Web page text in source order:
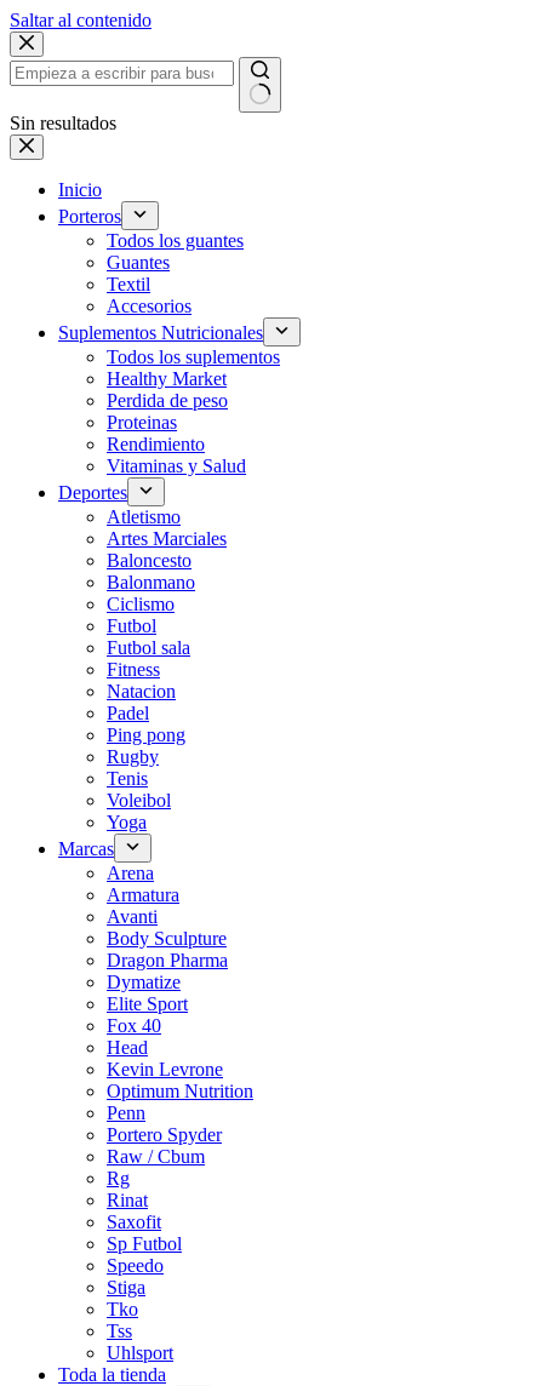
Saltar al contenido
Sin resultados
Inicio
Porteros
Todos los guantes
Guantes
Textil
Accesorios
Suplementos Nutricionales
Todos los suplementos
Healthy Market
Perdida de peso
Proteinas
Rendimiento
Vitaminas y Salud
Deportes
Atletismo
Artes Marciales
Baloncesto
Balonmano
Ciclismo
Futbol
Futbol sala
Fitness
Natacion
Padel
Ping pong
Rugby
Tenis
Voleibol
Yoga
Marcas
Arena
Armatura
Avanti
Body Sculpture
Dragon Pharma
Dymatize
Elite Sport
Fox 40
Head
Kevin Levrone
Optimum Nutrition
Penn
Portero Spyder
Raw / Cbum
Rg
Rinat
Saxofit
Sp Futbol
Speedo
Stiga
Tko
Tss
Uhlsport
Toda la tienda